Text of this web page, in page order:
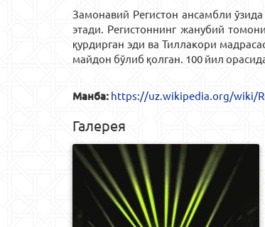
Замонавий Регистон ансамбли
этади. Регистоннинг жанубий
қурдирган эди ва Тиллакори
майдон бўлиб қолган. 100 йил
Манба: https://uz.wikipedia.org/wiki/
Галерея